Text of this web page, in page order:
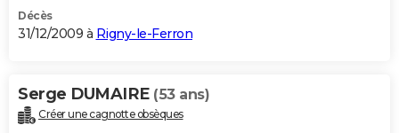
Décès
31/12/2009 à Rigny-le-Ferron
Serge DUMAIRE (53 ans)
Créer une cagnotte obsèques